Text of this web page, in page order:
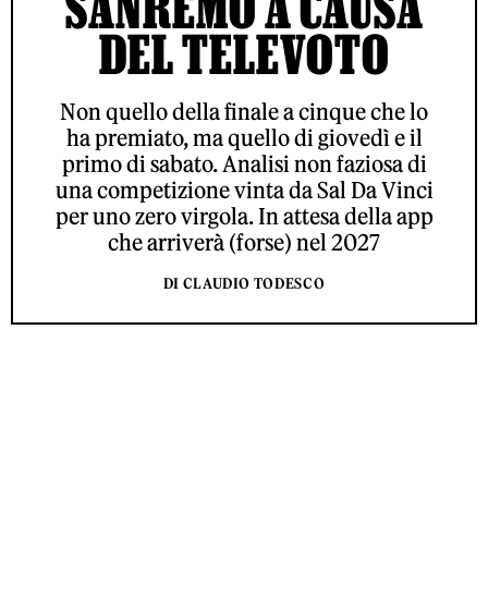
DEL TELEVOTO
Non quello della finale a cinque che lo
ha premiato, ma quello di giovedì e il
primo di sabato. Analisi non faziosa di
una competizione vinta da Sal Da Vinci
per uno zero virgola. In attesa della app
che arriverà (forse) nel 2027
DI CLAUDIO TODESCO